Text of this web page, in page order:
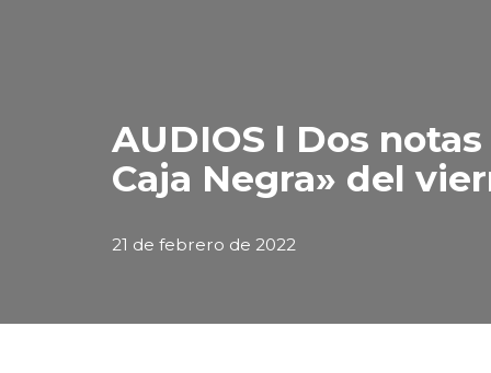
AUDIOS l Dos
Caja Negra» del
21 de febrero de 2022